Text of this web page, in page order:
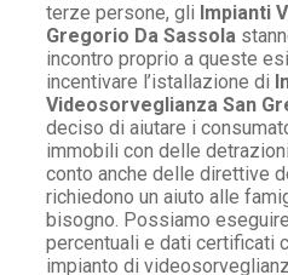
terze persone, gli Impianti
Gregorio Da Sassola
incontro proprio a queste
incentivare l’istallazione di
Videosorveglianza San
deciso di aiutare i
immobili con delle
conto anche delle direttive
richiedono un aiuto alle
bisogno. Possiamo
percentuali e dati certificati
impianto di